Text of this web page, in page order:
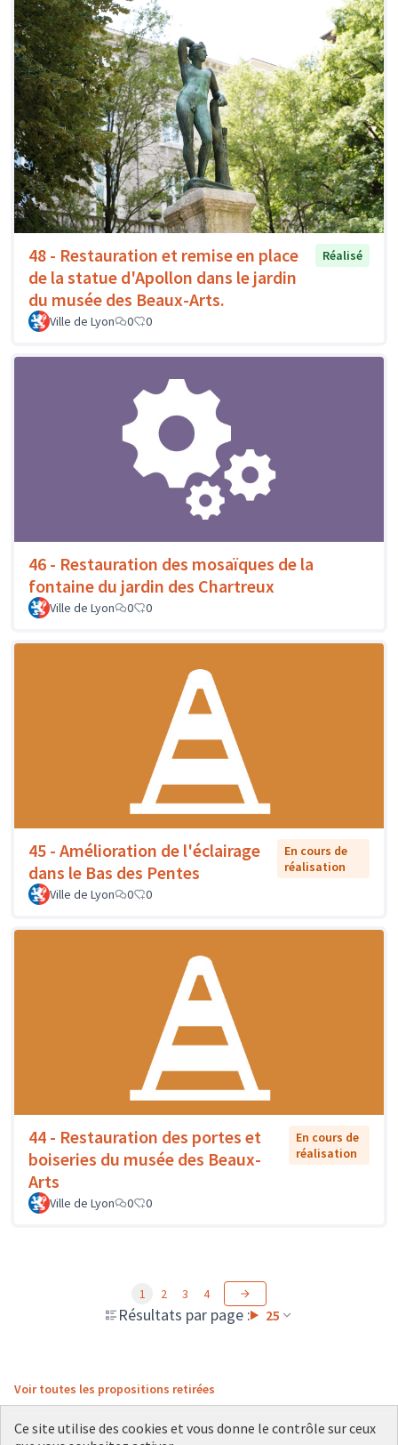
48 - Restauration et remise en place
de la statue d'Apollon dans le jardin
du musée des Beaux-Arts.
Réalisé
Ville de Lyon 0 0
46 - Restauration des mosaïques de la
fontaine du jardin des Chartreux
Ville de Lyon 0 0
45 - Amélioration de l'éclairage
dans le Bas des Pentes
En cours de
réalisation
Ville de Lyon
0 0
44 - Restauration des portes et
boiseries du musée des Beaux-
Arts
En cours de
réalisation
Ville de Lyon 0 0
Résultats par page : 25
1 2 3 4
Voir toutes les propositions retirées
Ce site utilise des cookies et vous donne le contrôle sur ceux